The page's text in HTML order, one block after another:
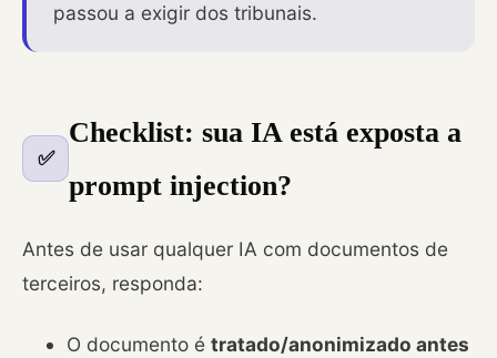
passou a exigir dos tribunais.
✅
Checklist: sua IA está exposta a
prompt injection?
Antes de usar qualquer IA com documentos de
terceiros, responda:
O documento é tratado/anonimizado antes